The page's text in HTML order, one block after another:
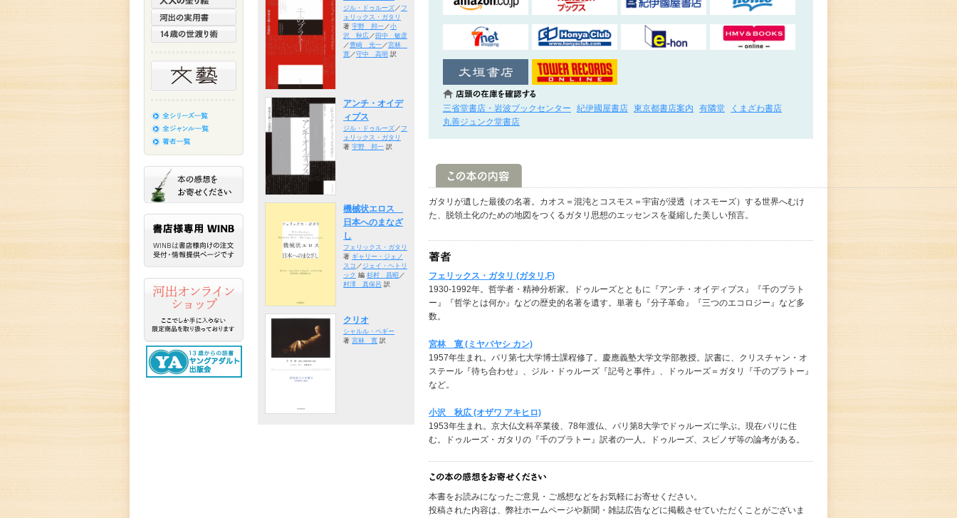
三省堂書店・岩波ブックセンター 紀伊國屋書店 東京都書店案内 有隣堂
くまざわ書店
丸善ジュンク堂書店
ガタリが遺した最後の名著。カオス＝混沌とコスモス＝宇宙が浸透（オスモーズ）する世界へむけ
た、脱領土化のための地図をつくるガタリ思想のエッセンスを凝縮した美しい預言。
フェリックス・ガタリ (ガタリ,F)
1930-1992年。哲学者・精神分析家。ドゥルーズとともに『アンチ・オイディプス』『千のプラト
ー』『哲学とは何か』などの歴史的名著を遺す。単著も『分子革命』『三つのエコロジー』など多
数。
宮林 寛 (ミヤバヤシ カン)
1957年生まれ。パリ第七大学博士課程修了。慶應義塾大学文学部教授。訳書に、クリスチャン・オ
ステール『待ち合わせ』、ジル・ドゥルーズ『記号と事件』、ドゥルーズ＝ガタリ『千のプラトー』
など。
小沢 秋広 (オザワ アキヒロ)
1953年生まれ。京大仏文科卒業後、78年渡仏、パリ第8大学でドゥルーズに学ぶ。現在パリに住
む。ドゥルーズ・ガタリの『千のプラトー』訳者の一人。ドゥルーズ、スピノザ等の論考がある。
本書をお読みになったご意見・ご感想などをお気軽にお寄せください。
投稿された内容は、弊社ホームページや新聞・雑誌広告などに掲載させていただくことがございま
ジル・ドゥルーズ／ フ
ェリックス・ガタリ
著 宇野 邦一／小
沢 秋広／ 田中 敏彦
／ 豊崎 光一／宮林
寛／守中 高明 訳
アンチ・オイデ
ィプス
ジル・ドゥルーズ／ フ
ェリックス・ガタリ
著 宇野 邦一 訳
機械状エロス
日本へのまなざ
し
フェリックス・ガタリ
著 ギャリー・ジェノ
スコ ／ ジェイ・ヘトリ
ック 編 杉村 昌昭／
村澤 真保呂 訳
クリオ
シャルル・ペギー
著 宮林 寛 訳